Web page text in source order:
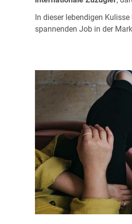
In dieser lebendigen
spannenden Job in der